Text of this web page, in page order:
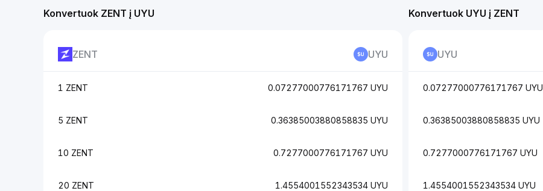
Konvertuok ZENT į UYU
ZENT UYU
1 ZENT 0.07277000776171767 UYU
5 ZENT 0.36385003880858835 UYU
10 ZENT 0.7277000776171767 UYU
20 ZENT 1.4554001552343534 UYU
Konvertuok UYU į ZENT
UYU
0.07277000776171767 UYU
0.36385003880858835 UYU
0.7277000776171767 UYU
1.4554001552343534 UYU